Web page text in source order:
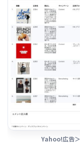
Yahoo!広告＞